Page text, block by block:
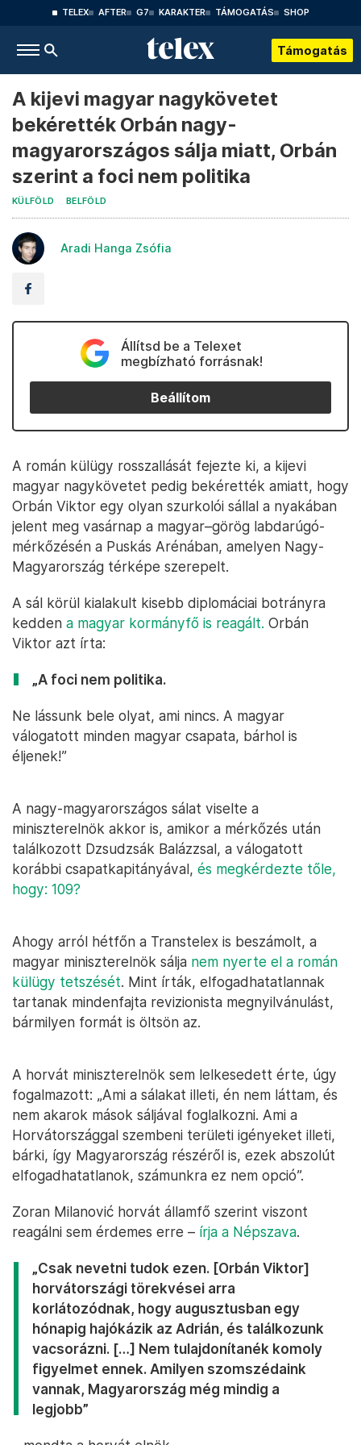
TELEX AFTER G7 KARAKTER TÁMOGATÁS SHOP
Támogatás
A kijevi magyar nagykövetet
bekérették Orbán nagy-
magyarországos sálja miatt, Orbán
szerint a foci nem politika
KÜLFÖLD BELFÖLD
Aradi Hanga Zsófia
Állítsd be a Telexet
megbízható forrásnak!
Beállítom
A román külügy rosszallását fejezte ki, a kijevi
magyar nagykövetet pedig bekérették amiatt, hogy
Orbán Viktor egy olyan szurkolói sállal a nyakában
jelent meg vasárnap a magyar–görög labdarúgó-
mérkőzésén a Puskás Arénában, amelyen Nagy-
Magyarország térképe szerepelt.
A sál körül kialakult kisebb diplomáciai botrányra
kedden a magyar kormányfő is reagált. Orbán
Viktor azt írta:
„A foci nem politika.
Ne lássunk bele olyat, ami nincs. A magyar
válogatott minden magyar csapata, bárhol is
éljenek!”
A nagy-magyarországos sálat viselte a
miniszterelnök akkor is, amikor a mérkőzés után
találkozott Dzsudzsák Balázzsal, a válogatott
korábbi csapatkapitányával, és megkérdezte tőle,
hogy: 109?
Ahogy arról hétfőn a Transtelex is beszámolt, a
magyar miniszterelnök sálja nem nyerte el a román
külügy tetszését. Mint írták, elfogadhatatlannak
tartanak mindenfajta revizionista megnyilvánulást,
bármilyen formát is öltsön az.
A horvát miniszterelnök sem lelkesedett érte, úgy
fogalmazott: „Ami a sálakat illeti, én nem láttam, és
nem akarok mások sáljával foglalkozni. Ami a
Horvátországgal szembeni területi igényeket illeti,
bárki, így Magyarország részéről is, ezek abszolút
elfogadhatatlanok, számunkra ez nem opció”.
Zoran Milanović horvát államfő szerint viszont
reagálni sem érdemes erre – írja a Népszava.
„Csak nevetni tudok ezen. [Orbán Viktor]
horvátországi törekvései arra
korlátozódnak, hogy augusztusban egy
hónapig hajókázik az Adrián, és találkozunk
vacsorázni. […] Nem tulajdonítanék komoly
figyelmet ennek. Amilyen szomszédaink
vannak, Magyarország még mindig a
legjobb”